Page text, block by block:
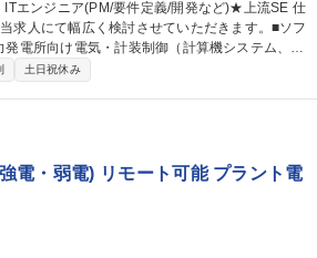
求人にて幅広く検討させていただきます。■ソフ
（電力、熱供給）向けAI・デジタル化技術を活用
土日祝休み
電・弱電) リモート可能 プラント電